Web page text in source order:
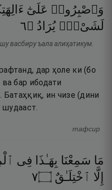
وَٱصْبِرُوا۟ عَلَىٰٓ
لَشَىْءٌۭ يُرَادُ ۝٦
васбиру ъала алиҳатикум.
дар ҳоле ки (бо
бар ибодати
ин чизе (дини
шудааст.
тафсир
مَا سَمِعْنَا بِهَـٰذَا فِى
إِلَّا ٱخْتِلَـٰقٌ ۝٧